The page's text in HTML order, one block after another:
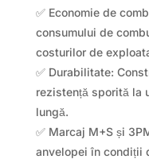
✅ Economie de
consumului de
costurilor de
✅ Durabilitate:
rezistență sporită la
lungă.
✅ Marcaj M+S și
anvelopei în condiții